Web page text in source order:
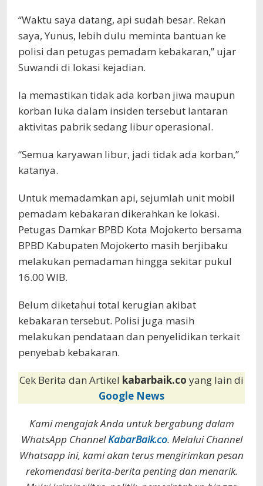
“Waktu saya datang, api sudah besar. Rekan
saya, Yunus, lebih dulu meminta bantuan ke
polisi dan petugas pemadam kebakaran,” ujar
Suwandi di lokasi kejadian.
Ia memastikan tidak ada korban jiwa maupun
korban luka dalam insiden tersebut lantaran
aktivitas pabrik sedang libur operasional.
“Semua karyawan libur, jadi tidak ada korban,”
katanya.
Untuk memadamkan api, sejumlah unit mobil
pemadam kebakaran dikerahkan ke lokasi.
Petugas Damkar BPBD Kota Mojokerto bersama
BPBD Kabupaten Mojokerto masih berjibaku
melakukan pemadaman hingga sekitar pukul
16.00 WIB.
Belum diketahui total kerugian akibat
kebakaran tersebut. Polisi juga masih
melakukan pendataan dan penyelidikan terkait
penyebab kebakaran.
Cek Berita dan Artikel kabarbaik.co yang lain di
Google News
Kami mengajak Anda untuk bergabung dalam
WhatsApp ChannelKabarBaik.co. Melalui Channel
Whatsapp ini, kami akan terus mengirimkan pesan
rekomendasi berita-berita penting dan menarik.